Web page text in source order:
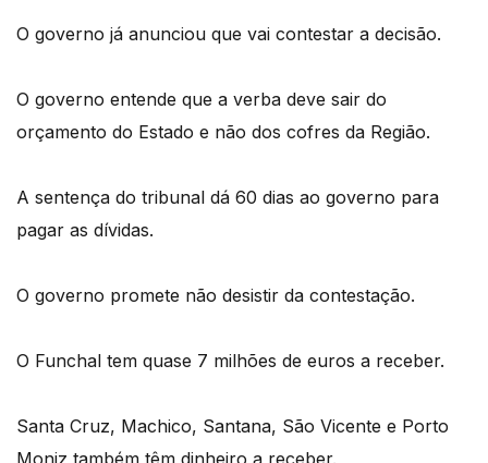
O governo já anunciou que vai contestar a decisão.
O governo entende que a verba deve sair do
orçamento do Estado e não dos cofres da Região.
A sentença do tribunal dá 60 dias ao governo para
pagar as dívidas.
O governo promete não desistir da contestação.
O Funchal tem quase 7 milhões de euros a receber.
Santa Cruz, Machico, Santana, São Vicente e Porto
Moniz também têm dinheiro a receber.